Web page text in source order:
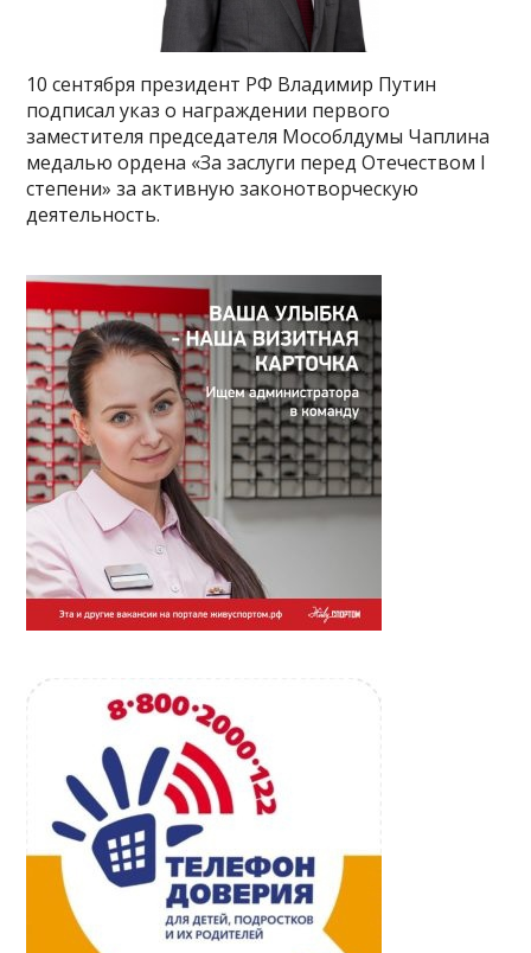
10 сентября президент РФ Владимир Путин
подписал указ о награждении первого
заместителя председателя Мособлдумы Чаплина
медалью ордена «За заслуги перед Отечеством I
степени» за активную законотворческую
деятельность.